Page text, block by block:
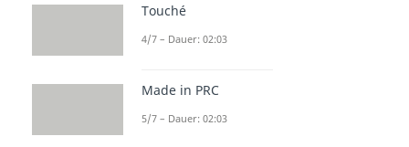
Touché
4/7 – Dauer: 02:03
Made in PRC
5/7 – Dauer: 02:03